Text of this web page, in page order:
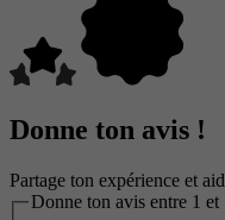
Donne ton avis !
Partage ton expérience et
Donne ton avis entre 1 et